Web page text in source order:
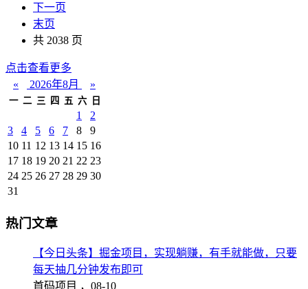
下一页
末页
共 2038 页
点击查看更多
«
2026年8月 »
一 二 三 四 五 六 日
1
2
3
4 5 6 7 8
9
10 11 12 13 14 15 16
17 18 19 20 21 22 23
24 25 26 27 28 29 30
31
热门文章
【今日头条】掘金项目，实现躺赚，有手就能做，只要
每天抽几分钟发布即可
首码项目 ， 08-10